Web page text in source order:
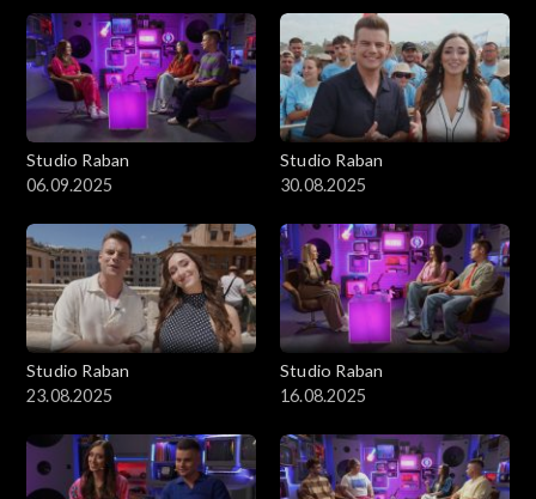
Studio Raban
06.09.2025
Studio Raban
30.08.2025
Studio Raban
23.08.2025
Studio Raban
16.08.2025